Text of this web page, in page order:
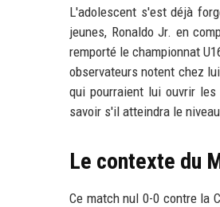
L'adolescent s'est déjà
jeunes, Ronaldo Jr. en
remporté le championnat
observateurs notent chez
qui pourraient lui ouvrir
savoir s'il atteindra le
Le contexte du
Ce match nul 0-0 contre la